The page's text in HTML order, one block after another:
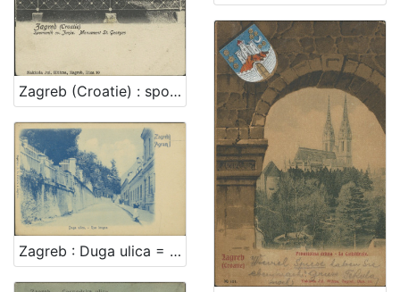
Zagreb (Croatie) : spomenik sv. Jurja = monument St. Georges
Zagreb : Duga ulica = Agram : Rue longue